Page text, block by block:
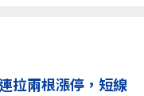
拉兩根漲停，短線